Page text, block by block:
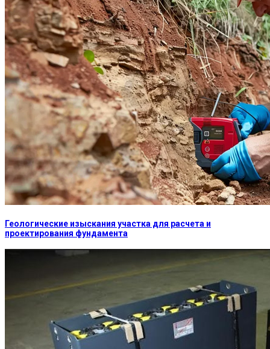
Геологические изыскания участка для расчета и
проектирования фундамента